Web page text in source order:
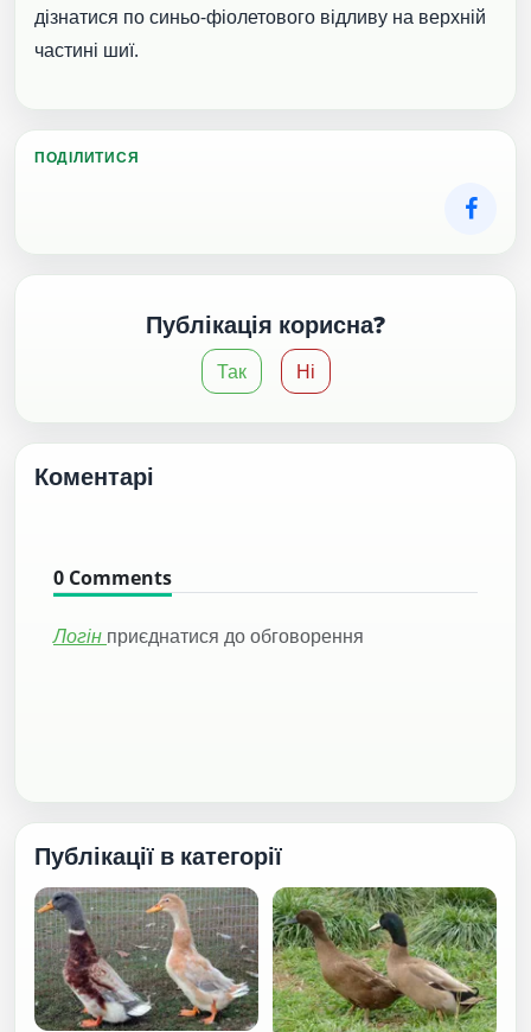
дізнатися по синьо-фіолетового відливу на верхній
частині шиї.
ПОДІЛИТИСЯ
Публікація корисна?
Так Ні
Коментарі
0 Comments
Логін приєднатися до обговорення
Публікації в категорії